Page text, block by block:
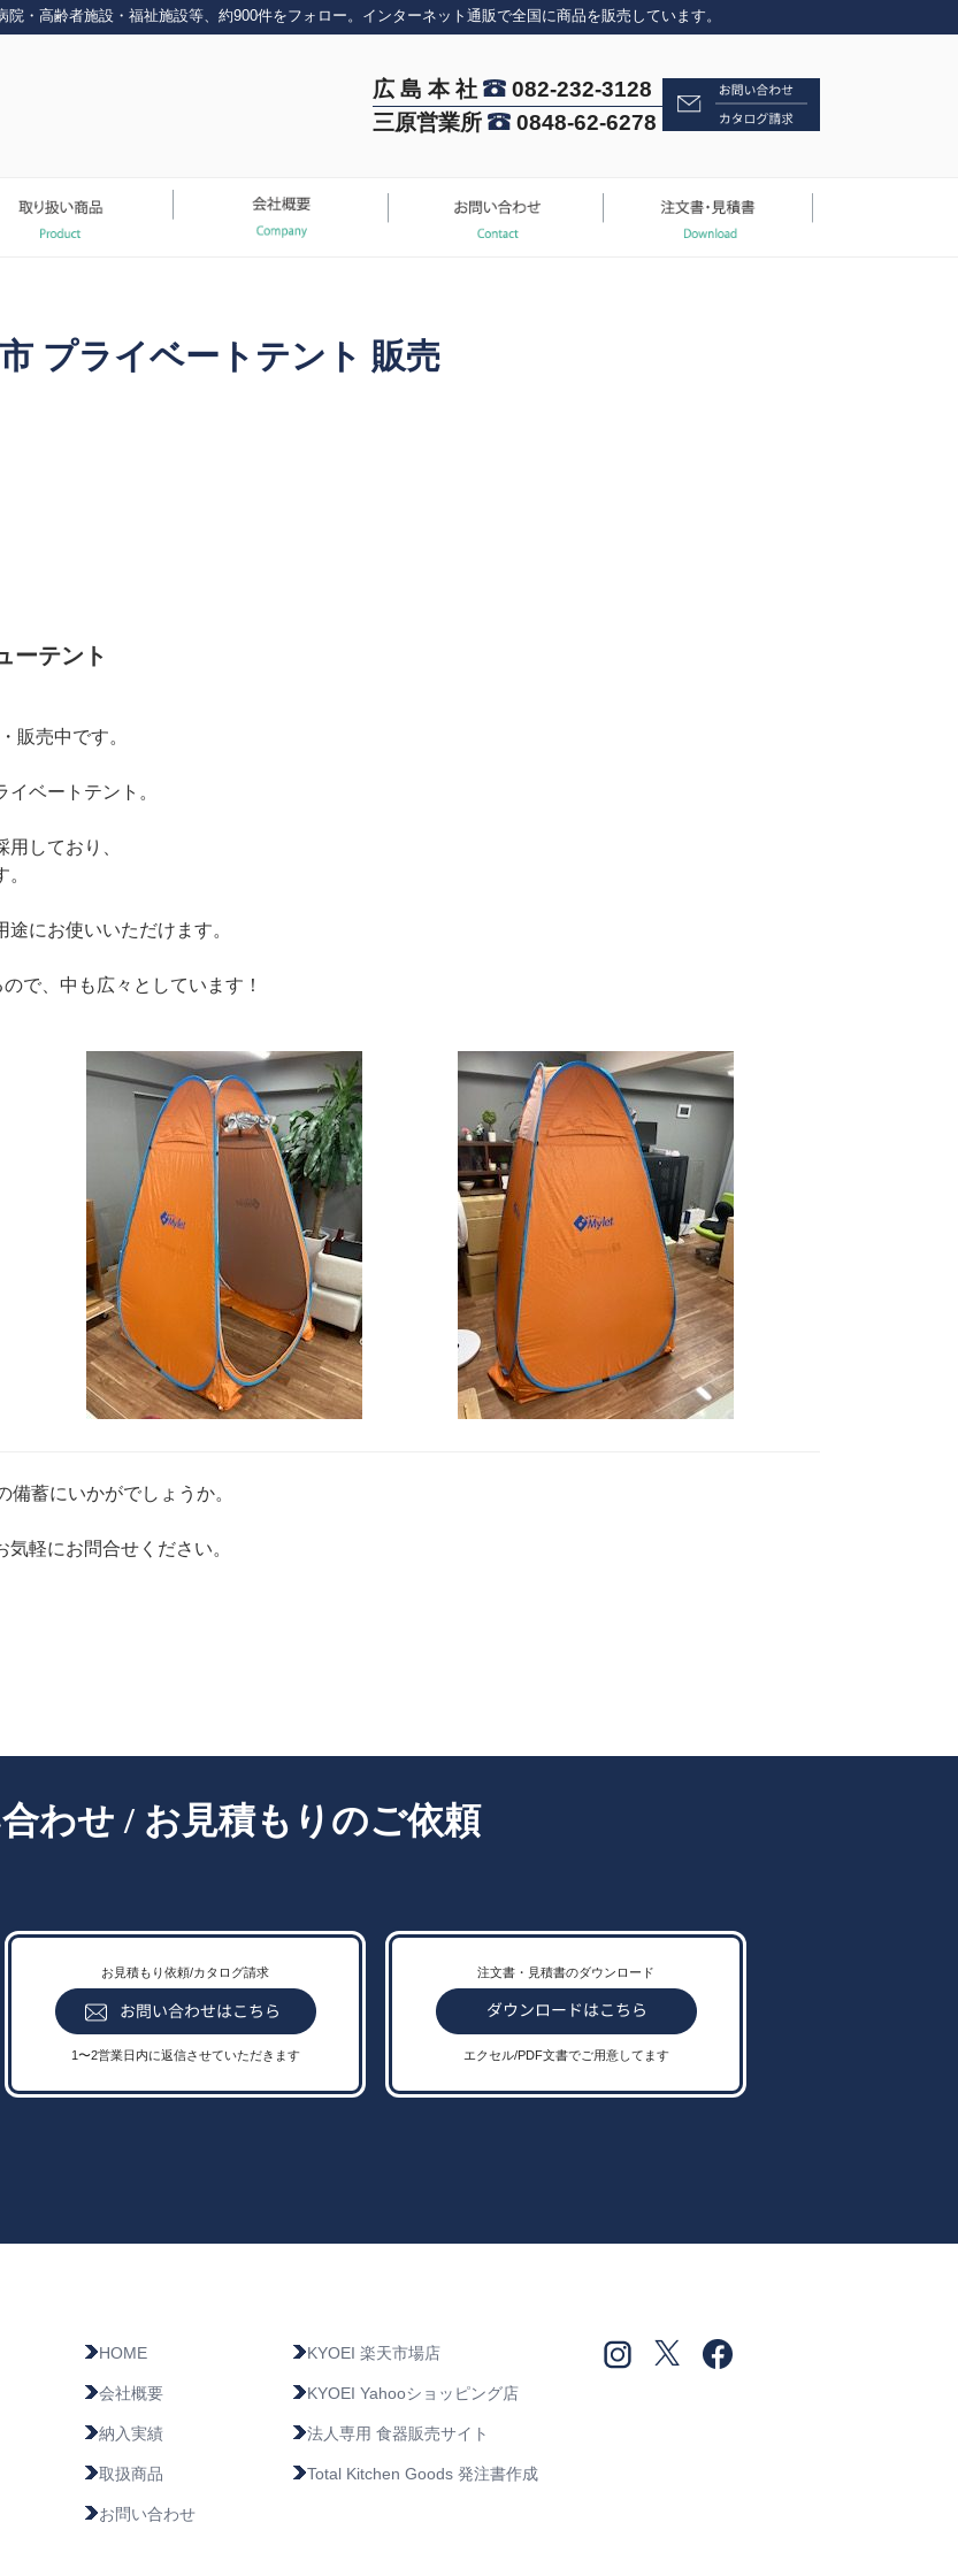
・高齢者施設・福祉施設等、約900件をフォロー。インターネット通販で全国に商品を販売しています。
広 島 本 社
082-232-3128
三原営業所
0848-62-6278
プライベートテント 販売
ーテント
販売中です。
ベートテント。
しており、
にお使いいただけます。
で、中も広々としています！
蓄にいかがでしょうか。
軽にお問合せください。
- Contact -
わせ / お見積もりのご依頼
お見積もり依頼/カタログ請求
1〜2営業日内に返信させていただきます
注文書・見積書のダウンロード
エクセル/PDF文書でご用意してます
HOME
会社概要
納入実績
取扱商品
お問い合わせ
KYOEI 楽天市場店
KYOEI Yahooショッピング店
法人専用 食器販売サイト
Total Kitchen Goods 発注書作成